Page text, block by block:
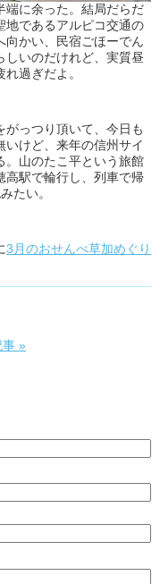
端に余った。結局だらだ
地であるアルピコ交通の
向かい、民宿ごほーでん
しいのだけれど、実質昼
過ぎだよ。
がっつり頂いて、今日も
けど、来年の信州サイ
。山のたこ平という旅館
高駅で輪行し、列車で帰
たい。
3月のおせんべ草加めぐり
事 »